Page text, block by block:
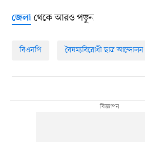
জেলাথেকে আরও পড়ুন
বিএনপি বৈষম্যবিরোধী ছাত্র আন্দোলন